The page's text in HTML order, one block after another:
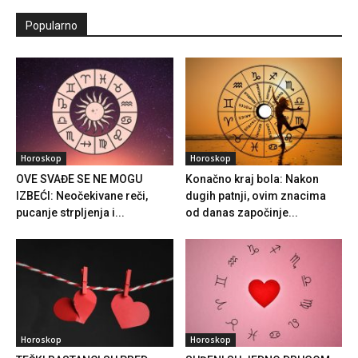
Popularno
Horoskop
OVE SVAĐE SE NE MOGU
IZBEĆI: Neočekivane reči,
pucanje strpljenja i...
Horoskop
Konačno kraj bola: Nakon
dugih patnji, ovim znacima
od danas započinje...
Horoskop Horoskop